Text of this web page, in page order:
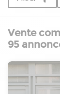
Vente
95